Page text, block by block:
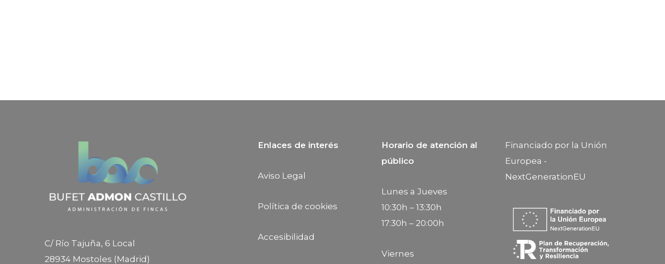
C/ Río Tajuña, 6 Local
28934 Mostoles (Madrid)
Enlaces de interés
Aviso Legal
Política de cookies
Accesibilidad
Horario de atención al
público
Lunes a Jueves
10:30h – 13:30h
17:30h – 20:00h
Viernes
Financiado por la Unión
Europea -
NextGenerationEU